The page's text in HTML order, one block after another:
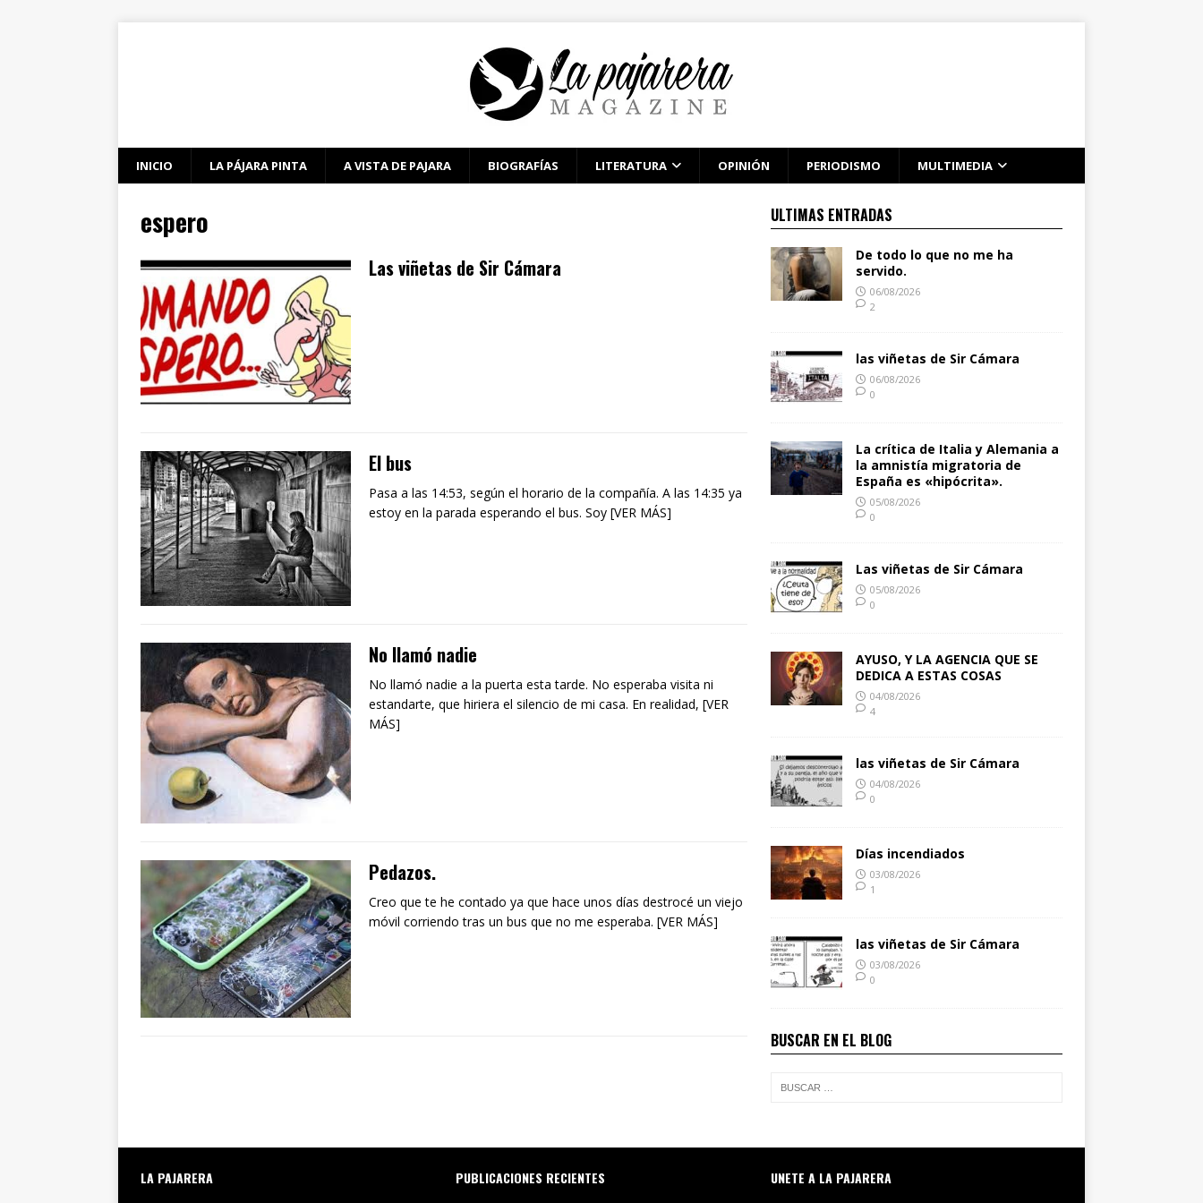
INICIO LA PÁJARA PINTA A VISTA DE PAJARA BIOGRAFÍAS LITERATURA OPINIÓN PERIODISMO MULTIMEDIA
espero
Las viñetas de Sir Cámara
El bus
Pasa a las 14:53, según el horario de la compañía. A las 14:35 ya
estoy en la parada esperando el bus. Soy [VER MÁS]
No llamó nadie
No llamó nadie a la puerta esta tarde. No esperaba visita ni
estandarte, que hiriera el silencio de mi casa. En realidad, [VER
MÁS]
Pedazos.
Creo que te he contado ya que hace unos días destrocé un viejo
móvil corriendo tras un bus que no me esperaba. [VER MÁS]
ULTIMAS ENTRADAS
De todo lo que no me ha
servido.
06/08/2026
2
las viñetas de Sir Cámara
06/08/2026
0
La crítica de Italia y Alemania a
la amnistía migratoria de
España es «hipócrita».
05/08/2026
0
Las viñetas de Sir Cámara
05/08/2026
0
AYUSO, Y LA AGENCIA QUE SE
DEDICA A ESTAS COSAS
04/08/2026
4
las viñetas de Sir Cámara
04/08/2026
0
Días incendiados
03/08/2026
1
las viñetas de Sir Cámara
03/08/2026
0
BUSCAR EN EL BLOG
LA PAJARERA PUBLICACIONES RECIENTES UNETE A LA PAJARERA